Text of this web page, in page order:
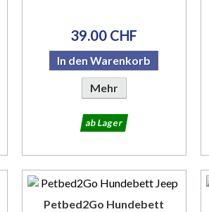
39.00 CHF
In den Warenkorb
Mehr
ab Lager
Petbed2Go Hundebett